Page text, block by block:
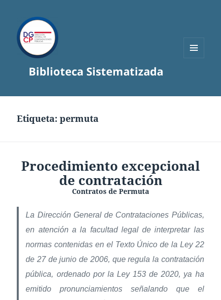
Biblioteca Sistematizada
Etiqueta:permuta
Procedimiento excepcional
de contratación
Contratos de Permuta
La Dirección General de Contrataciones Públicas,
en atención a la facultad legal de interpretar las
normas contenidas en el Texto Único de la Ley 22
de 27 de junio de 2006, que regula la contratación
pública, ordenado por la Ley 153 de 2020, ya ha
emitido pronunciamientos señalando que el